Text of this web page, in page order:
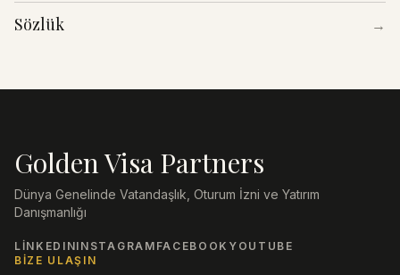
Sözlük →
Golden Visa Partners
Dünya Genelinde Vatandaşlık, Oturum İzni ve Yatırım
Danışmanlığı
LINKEDININSTAGRAM FACEBOOK YOUTUBE
BIZE ULAŞIN